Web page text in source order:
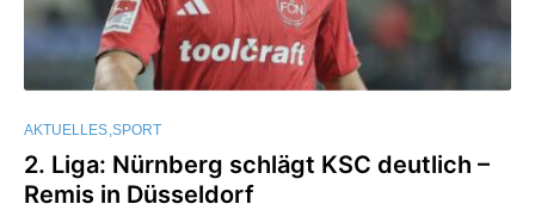
AKTUELLES SPORT
2. Liga: Nürnberg schlägt KSC deutlich –
Remis in Düsseldorf